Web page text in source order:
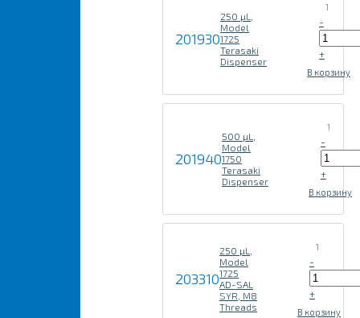
201930
250 µL,
Model
1725
Terasaki
Dispenser
1
-
+
В корзину
201940
500 µL,
Model
1750
Terasaki
Dispenser
1
-
+
В корзину
203310
250 µL,
Model
1725
AD-SAL
SYR, M8
Threads
1
-
+
В корзину